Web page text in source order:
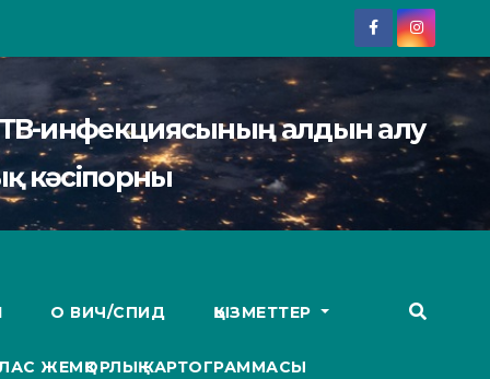
инфекциясының алдын алу
кәсіпорны
О ВИЧ/СПИД ҚЫЗМЕТТЕР
ЖЕМҚОРЛЫҚ КАРТОГРАММАСЫ